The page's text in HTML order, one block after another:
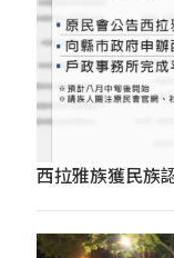
西拉雅族獲民族